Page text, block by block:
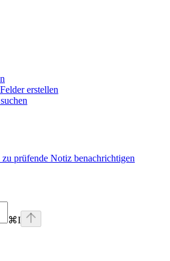
erstellen
prüfende Notiz benachrichtigen
⌘I